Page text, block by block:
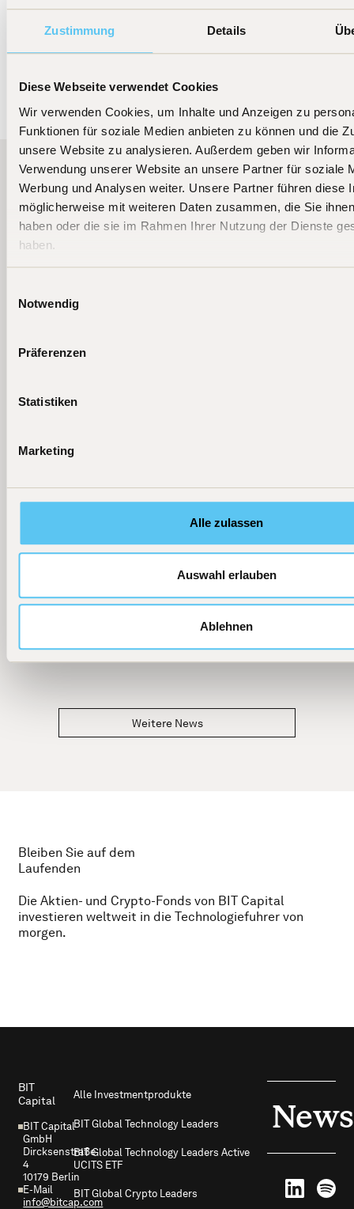
Zustimmung Details
Diese Webseite verwendet Cookies
Wir verwenden Cookies, um Inhalte und Anzeigen zu
Funktionen für soziale Medien anbieten zu können und die
unsere Website zu analysieren. Außerdem geben wir
Verwendung unserer Website an unsere Partner für soziale
Werbung und Analysen weiter. Unsere Partner führen diese
möglicherweise mit weiteren Daten zusammen, die Sie
haben oder die sie im Rahmen Ihrer Nutzung der Dienste
haben.
Notwendig
Präferenzen
Statistiken
Marketing
Alle zulassen
Auswahl erlauben
Ablehnen
stehenden “BIT Global Internet Leaders
SICAV-FIS” in Luxemburg.
Weitere aktuelle News
Beckers:
Fonds jetzt als
ETF
Weitere News
Bleiben Sie auf dem
Laufenden
Die Aktien- und Crypto-Fonds von BIT Capital
investieren weltweit in die Technologiefuhrer von
morgen.
BIT
Capital
BIT Capital
GmbH
Dircksenstraße
4
10179 Berlin
E-Mail
info@bitcap.com
Alle Investmentprodukte
BIT Global Technology Leaders
BIT Global Technology Leaders Active
UCITS ETF
BIT Global Crypto Leaders